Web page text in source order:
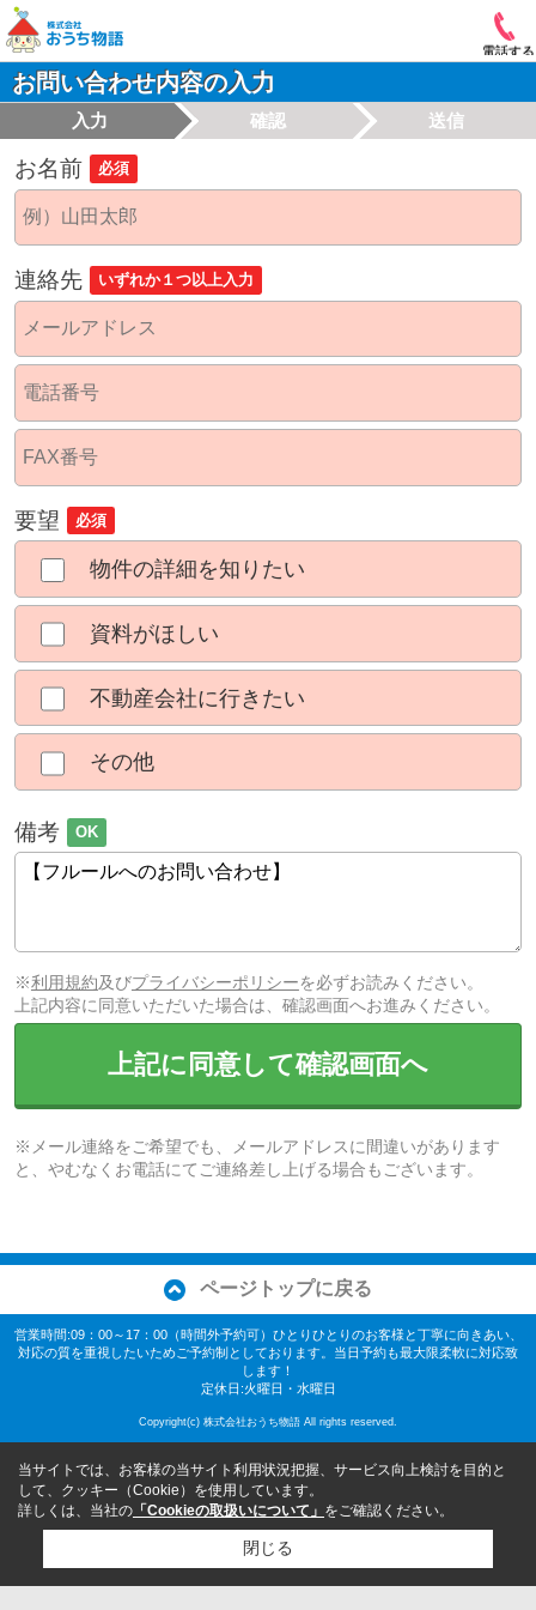
電話する
お問い合わせ内容の入力
入力 確認 送信
お名前 必須
連絡先 いずれか１つ以上入力
要望 必須
物件の詳細を知りたい
資料がほしい
不動産会社に行きたい
その他
備考 OK
※利用規約及びプライバシーポリシーを必ずお読みください。
上記内容に同意いただいた場合は、確認画面へお進みください。
上記に同意して確認画面へ
※メール連絡をご希望でも、メールアドレスに間違いがあります
と、やむなくお電話にてご連絡差し上げる場合もございます。
ページトップに戻る
営業時間:09：00～17：00（時間外予約可）ひとりひとりのお客様と丁寧に向きあい、
対応の質を重視したいためご予約制としております。当日予約も最大限柔軟に対応致
します！
定休日:火曜日・水曜日
Copyright(c) 株式会社おうち物語 All rights reserved.
当サイトでは、お客様の当サイト利用状況把握、サービス向上検討を目的と
して、クッキー（Cookie）を使用しています。
詳しくは、当社の 「Cookieの取扱いについて」 をご確認ください。
閉じる